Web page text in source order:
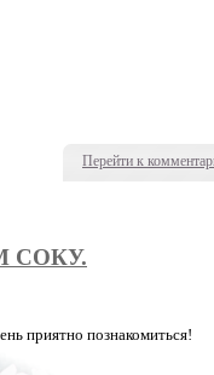
Перейти к
СОКУ.
приятно познакомиться!